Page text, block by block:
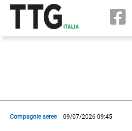
Compagnie aeree 09/07/2026 09:45